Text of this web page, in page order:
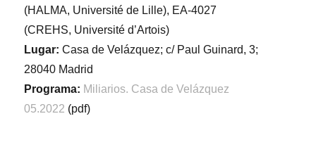
(HALMA, Université de Lille), EA-4027
(CREHS, Université d’Artois)
Lugar: Casa de Velázquez; c/ Paul Guinard, 3;
28040 Madrid
Programa: Miliarios. Casa de Velázquez
05.2022 (pdf)